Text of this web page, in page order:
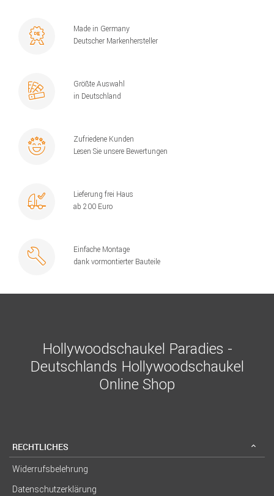
Made in Germany
Deutscher Markenhersteller
Größte Auswahl
in Deutschland
Zufriedene Kunden
Lesen Sie unsere Bewertungen
Lieferung frei Haus
ab 200 Euro
Einfache Montage
dank vormontierter Bauteile
Hollywoodschaukel Paradies -
Deutschlands Hollywoodschaukel
Online Shop
RECHTLICHES
Widerrufsbelehrung
Datenschutzerklärung